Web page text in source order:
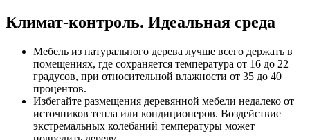
Климат-контроль. Идеальная среда
Мебель из натурального дерева лучше всего держать в
помещениях, где сохраняется температура от 16 до 22
градусов, при относительной влажности от 35 до 40
процентов.
Избегайте размещения деревянной мебели недалеко от
источников тепла или кондиционеров. Воздействие
экстремальных колебаний температуры может